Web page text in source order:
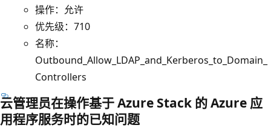
操作：允许
优先级：710
名称：
Outbound_Allow_LDAP_and_Kerberos_to_Domain_
Controllers
云管理员在操作基于 Azure Stack 的 Azure 应
用程序服务时的已知问题